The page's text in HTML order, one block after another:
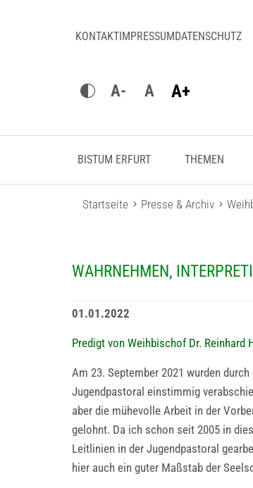
KONTAKTIMPRESSUMDATENSCHUTZ
A- A A+
BISTUM ERFURT THEMEN
Startseite Presse & Archiv
WAHRNEHMEN,
01.01.2022
Predigt von Weihbischof Dr.
Am 23. September 2021 wurden
Jugendpastoral einstimmig
aber die mühevolle Arbeit in der
gelohnt. Da ich schon seit 2005 in
Leitlinien in der Jugendpastoral
hier auch ein guter Maßstab der